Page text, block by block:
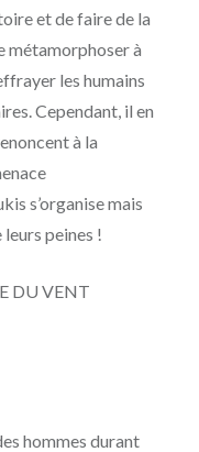
et de faire de la
métamorphoser à
les humains
Cependant, il en
à la
s’organise mais
peines !
DU VENT
hommes durant